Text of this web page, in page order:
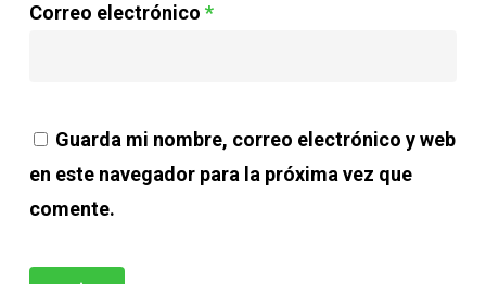
Correo electrónico *
Guarda mi nombre, correo electrónico y web
en este navegador para la próxima vez que
comente.